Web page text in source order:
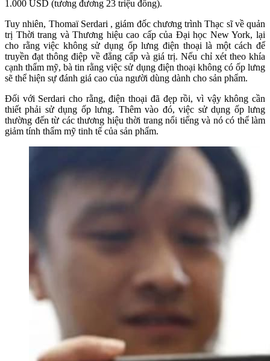
1.000 USD (tương đương 23 triệu đồng).
Tuy nhiên, Thomaï Serdari , giám đốc chương trình Thạc sĩ về quản
trị Thời trang và Thương hiệu cao cấp của Đại học New York, lại
cho rằng việc không sử dụng ốp lưng điện thoại là một cách để
truyền đạt thông điệp về đẳng cấp và giá trị. Nếu chỉ xét theo khía
cạnh thẩm mỹ, bà tin rằng việc sử dụng điện thoại không có ốp lưng
sẽ thể hiện sự đánh giá cao của người dùng dành cho sản phẩm.
Đối với Serdari cho rằng, điện thoại đã đẹp rồi, vì vậy không cần
thiết phải sử dụng ốp lưng. Thêm vào đó, việc sử dụng ốp lưng
thường đến từ các thương hiệu thời trang nổi tiếng và nó có thể làm
giảm tính thẩm mỹ tinh tế của sản phẩm.